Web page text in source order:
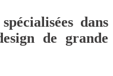
dans
de grande